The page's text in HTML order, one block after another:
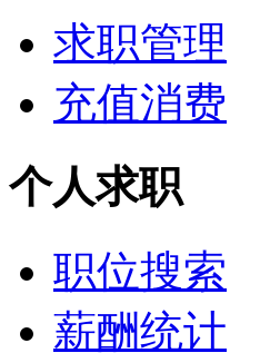
求职管理
充值消费
个人求职
职位搜索
薪酬统计